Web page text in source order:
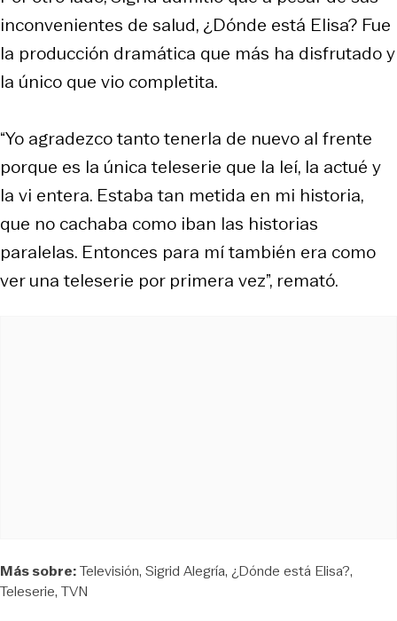
inconvenientes de salud, ¿Dónde está Elisa? Fue
la producción dramática que más ha disfrutado y
la único que vio completita.
“Yo agradezco tanto tenerla de nuevo al frente
porque es la única teleserie que la leí, la actué y
la vi entera. Estaba tan metida en mi historia,
que no cachaba como iban las historias
paralelas. Entonces para mí también era como
ver una teleserie por primera vez”, remató.
Más sobre:Televisión Sigrid Alegría ¿Dónde está Elisa?
Teleserie TVN